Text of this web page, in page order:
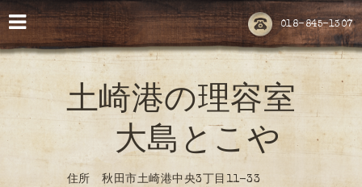
018-845-1307
土崎港の理容室
大島とこや
住所 秋田市土崎港中央3丁目11-33